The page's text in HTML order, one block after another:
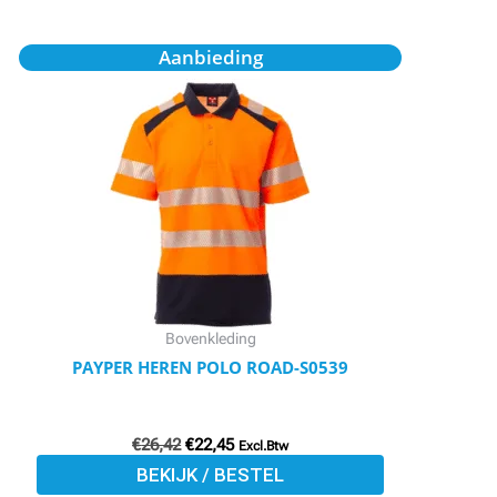
Aanbieding
Bovenkleding
PAYPER HEREN POLO ROAD-S0539
€26,42
Oorspronkelijke
prijs
was:
€26,42.
€22,45
Huidige
prijs
is:
€22,45.
Excl.Btw
BEKIJK / BESTEL
Dit
product
heeft
meerdere
variaties.
Deze
optie
kan
gekozen
worden
op